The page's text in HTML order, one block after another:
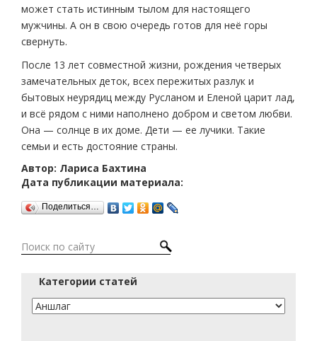
может стать истинным тылом для настоящего
мужчины. А он в свою очередь готов для неё горы
свернуть.
После 13 лет совместной жизни, рождения четверых
замечательных деток, всех пережитых разлук и
бытовых неурядиц между Русланом и Еленой царит лад,
и всё рядом с ними наполнено добром и светом любви.
Она — солнце в их доме. Дети — ее лучики. Такие
семьи и есть достояние страны.
Автор: Лариса Бахтина
Дата публикации материала:
Поделиться…
Категории статей